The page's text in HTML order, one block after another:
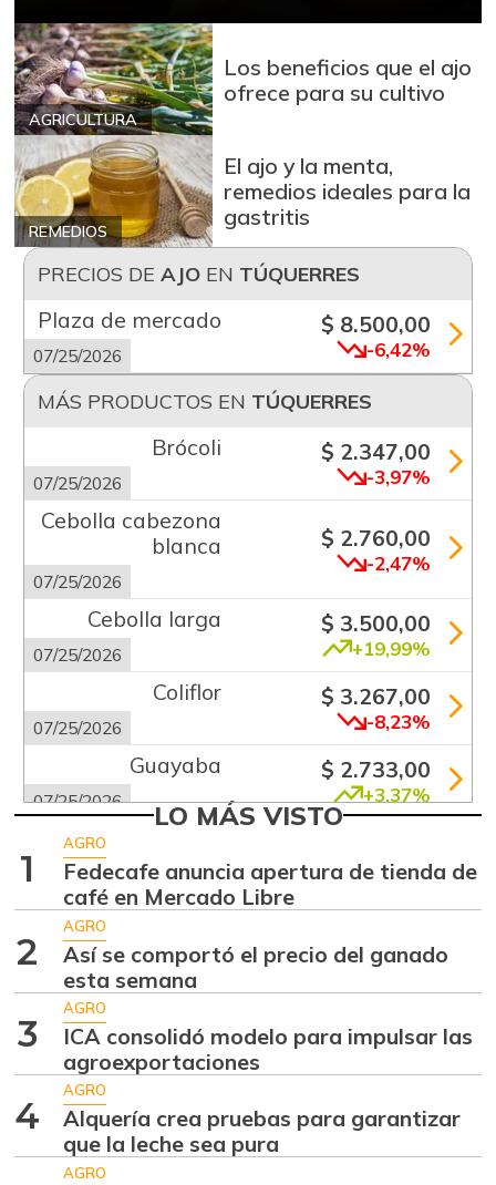
AGRICULTURA
Los beneficios que el ajo
ofrece para su cultivo
REMEDIOS
El ajo y la menta,
remedios ideales para la
gastritis
PRECIOS DE AJOEN TÚQUERRES
Plaza de mercado
07/25/2026
$ 8.500,00
-6,42%
MÁS PRODUCTOS EN TÚQUERRES
Brócoli
07/25/2026
$ 2.347,00
-3,97%
Cebolla cabezona
blanca
07/25/2026
$ 2.760,00
-2,47%
Cebolla larga
07/25/2026
$ 3.500,00
+19,99%
Coliflor
07/25/2026
$ 3.267,00
-8,23%
Guayaba
07/25/2026
$ 2.733,00
+3,37%
Haba verde
07/25/2026 -19,48%
Mandarina común
07/25/2026
$ 2.665,00
-0,45%
Mango
03/10/2018
$ 1.500,00
Mango Tommy
05/09/2026
Manzana
07/25/2026
$ 6.792,00
-3,33%
LO MÁS VISTO
1
AGRO
Fedecafe anuncia apertura de tienda de
café en Mercado Libre
2
AGRO
Así se comportó el precio del ganado
esta semana
3
AGRO
ICA consolidó modelo para impulsar las
agroexportaciones
4
AGRO
Alquería crea pruebas para garantizar
que la leche sea pura
AGRO